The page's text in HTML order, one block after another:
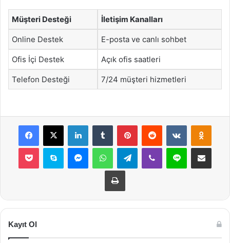
Müşteri Desteği İletişim Kanalları
Online Destek E-posta ve canlı sohbet
Ofis İçi Destek Açık ofis saatleri
Telefon Desteği 7/24 müşteri hizmetleri
Facebook
X LinkedInTumblr PinterestReddit VKontakte
Pocket Skype MessengerWhatsAppTelegramViber Line E-Posta ile
Yazdır
Kayıt Ol